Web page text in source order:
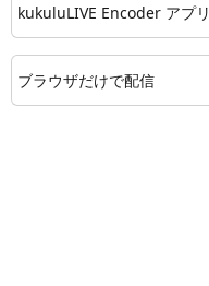
kukuluLIVE Encoder アプリ
ブラウザだけで配信